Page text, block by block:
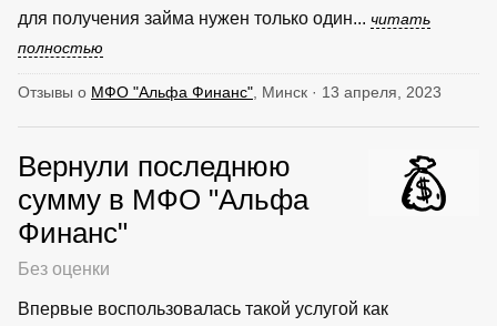
для получения займа нужен только один... читать
полностью
Отзывы о МФО "Альфа Финанс" , Минск · 13 апреля, 2023
Вернули последнюю
сумму в МФО "Альфа
Финанс"
Без оценки
Впервые воспользовалась такой услугой как